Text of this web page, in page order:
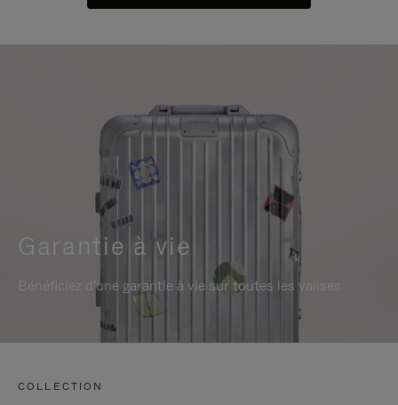
Garantie à vie
Bénéficiez d'une garantie à vie sur toutes les valises
COLLECTION